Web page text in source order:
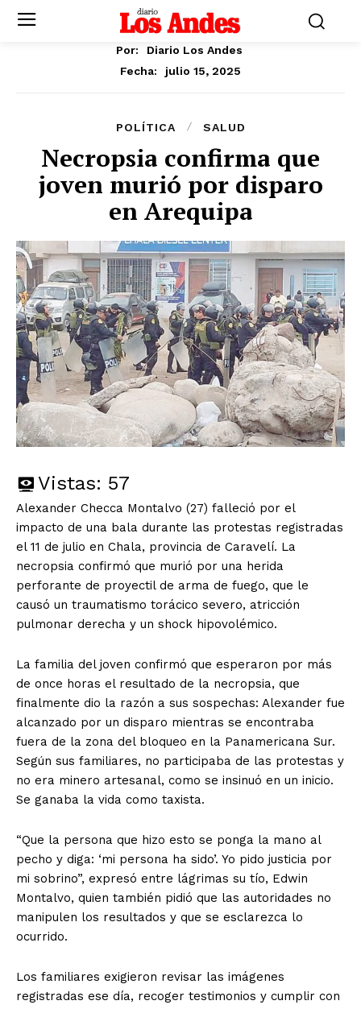
Por:
Diario Los Andes
Fecha:
julio 15, 2025
POLÍTICA SALUD
Necropsia confirma que
joven murió por disparo
en Arequipa
Vistas: 57
Alexander Checca Montalvo (27) falleció por el
impacto de una bala durante las protestas registradas
el 11 de julio en Chala, provincia de Caravelí. La
necropsia confirmó que murió por una herida
perforante de proyectil de arma de fuego, que le
causó un traumatismo torácico severo, atricción
pulmonar derecha y un shock hipovolémico.
La familia del joven confirmó que esperaron por más
de once horas el resultado de la necropsia, que
finalmente dio la razón a sus sospechas: Alexander fue
alcanzado por un disparo mientras se encontraba
fuera de la zona del bloqueo en la Panamericana Sur.
Según sus familiares, no participaba de las protestas y
no era minero artesanal, como se insinuó en un inicio.
Se ganaba la vida como taxista.
“Que la persona que hizo esto se ponga la mano al
pecho y diga: ‘mi persona ha sido’. Yo pido justicia por
mi sobrino”, expresó entre lágrimas su tío, Edwin
Montalvo, quien también pidió que las autoridades no
manipulen los resultados y que se esclarezca lo
ocurrido.
Los familiares exigieron revisar las imágenes
registradas ese día, recoger testimonios y cumplir con